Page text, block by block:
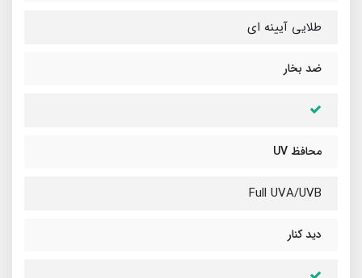
طلایی آیینه ای
ضد بخار
محافظ UV
Full UVA/UVB
دید کنار